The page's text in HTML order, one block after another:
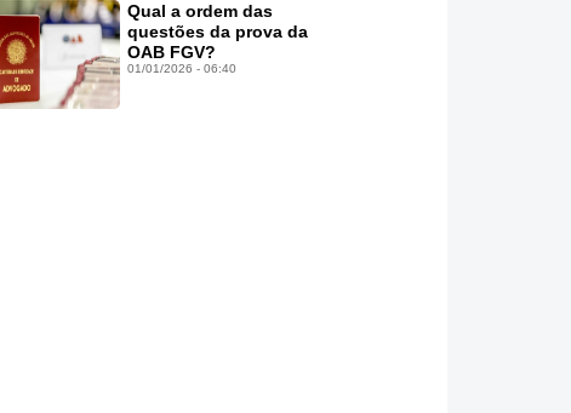
Qual a ordem das
questões da prova da
OAB FGV?
01/01/2026 - 06:40